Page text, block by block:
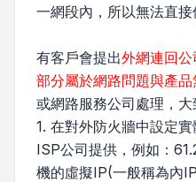
一網段內，所以無法直接
有客戶會提出外網連回
部分屬於網路問題與產品
或網路服務公司處理，大
1. 在對外防火牆中設定
ISP公司提供，例如：
機的虛擬IP(一般稱為內